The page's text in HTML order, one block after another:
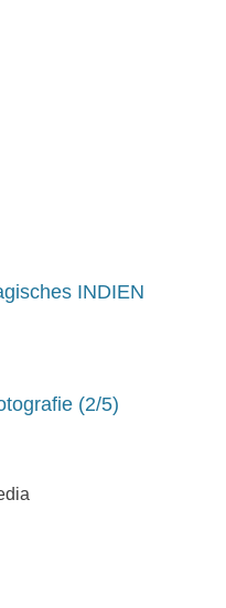
INDIEN
(2/5)